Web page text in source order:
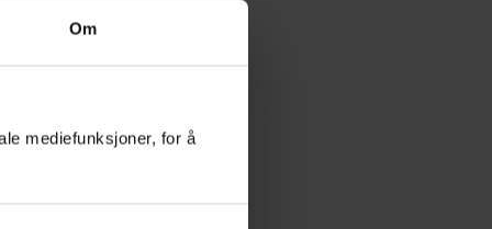
Om
mediefunksjoner, for å